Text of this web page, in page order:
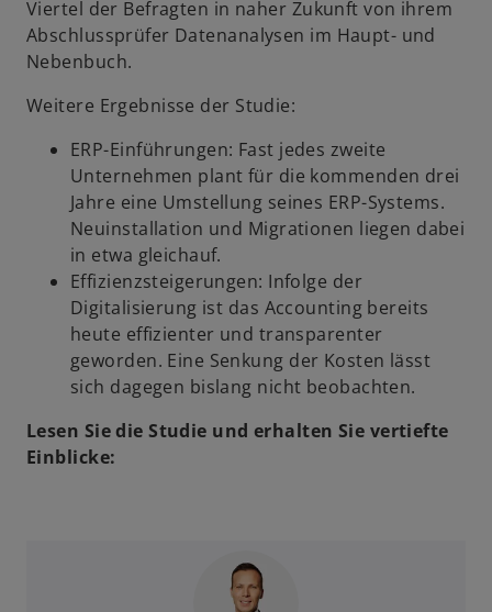
Viertel der Befragten in naher Zukunft von ihrem
Abschlussprüfer Datenanalysen im Haupt- und
Nebenbuch.
Weitere Ergebnisse der Studie:
ERP-Einführungen: Fast jedes zweite
Unternehmen plant für die kommenden drei
Jahre eine Umstellung seines ERP-Systems.
Neuinstallation und Migrationen liegen dabei
in etwa gleichauf.
Effizienzsteigerungen: Infolge der
Digitalisierung ist das Accounting bereits
heute effizienter und transparenter
geworden. Eine Senkung der Kosten lässt
sich dagegen bislang nicht beobachten.
Lesen Sie die Studie und erhalten Sie vertiefte
Einblicke: